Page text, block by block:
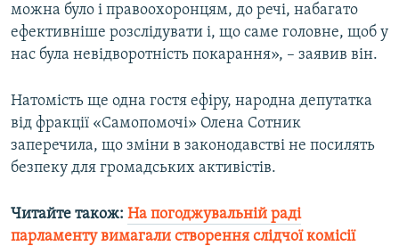
можна було і правоохоронцям, до речі, набагато
ефективніше розслідувати і, що саме головне, щоб у
нас була невідворотність покарання», – заявив він.
Натомість ще одна гостя ефіру, народна депутатка
від фракції «Самопомочі» Олена Сотник
заперечила, що зміни в законодавстві не посилять
безпеку для громадських активістів.
Читайте також: На погоджувальній раді
парламенту вимагали створення слідчої комісії